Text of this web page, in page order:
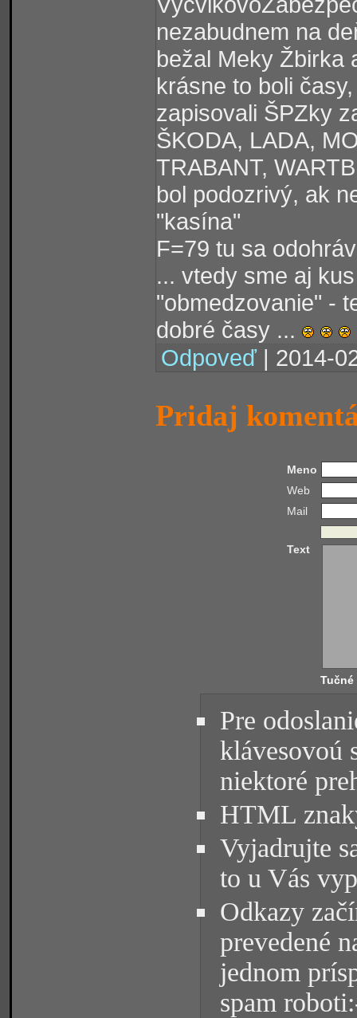
nezabudnem na
bežal Meky
krásne to boli
zapisovali ŠPZky
ŠKODA, LADA,
TRABANT,
bol podozrivý, ak
"kasína"
F=79 tu sa
... vtedy sme aj
"obmedzovanie" -
dobré časy ...
Odpoveď | 2014-
Pridaj
Meno
Web
Mail
Text
Tučné
Pre
klávesovoú
niektoré
HTML
Vyjadrujte
to u Vás
Odkazy
prevedené
jednom
spam